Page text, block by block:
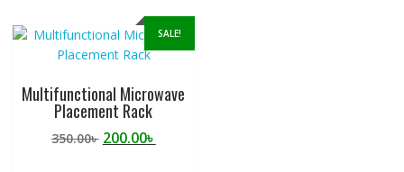
SALE!
Multifunctional Microwave
Placement Rack
350.00৳ Original
200.00৳